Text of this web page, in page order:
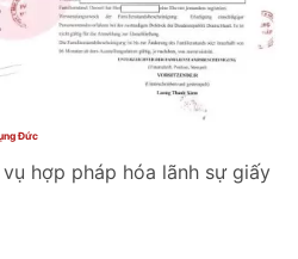
Đức
hợp pháp hóa lãnh sự giấy